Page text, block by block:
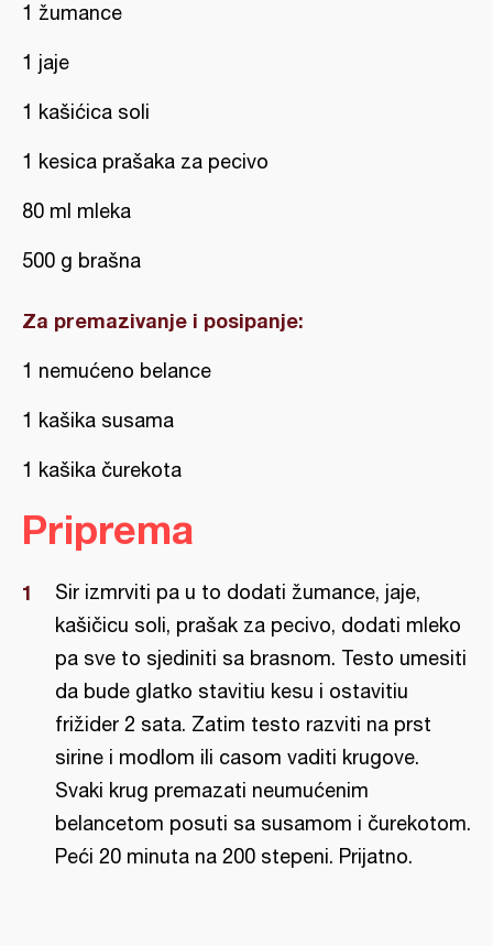
1 žumance
1 jaje
1 kašićica soli
1 kesica prašaka za pecivo
80 ml mleka
500 g brašna
Za premazivanje i posipanje:
1 nemućeno belance
1 kašika susama
1 kašika čurekota
Priprema
Sir izmrviti pa u to dodati žumance, jaje,
kašičicu soli, prašak za pecivo, dodati mleko
pa sve to sjediniti sa brasnom. Testo umesiti
da bude glatko stavitiu kesu i ostavitiu
frižider 2 sata. Zatim testo razviti na prst
sirine i modlom ili casom vaditi krugove.
Svaki krug premazati neumućenim
belancetom posuti sa susamom i čurekotom.
Peći 20 minuta na 200 stepeni. Prijatno.